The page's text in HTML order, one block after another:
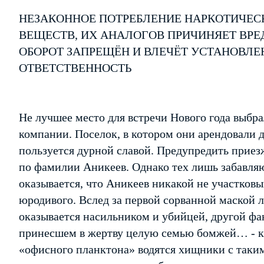
НЕЗАКОННОЕ ПОТРЕБЛЕНИЕ
ВЕЩЕСТВ, ИХ АНАЛОГОВ ПРИЧИНЯЕТ
ОБОРОТ ЗАПРЕЩЁН И ВЛЕЧЁТ
ОТВЕТСТВЕННОСТЬ
Не лучшее место для встречи Нового года
компании. Поселок, в котором они арендовали
пользуется дурной славой. Предупредить
по фамилии Аникеев. Однако тех лишь
оказывается, что Аникеев никакой не
юродивого. Вслед за первой сорванной маской
оказывается насильником и убийцей, другой
принесшем в жертву целую семью бомжей… -
«офисного планктона» водятся хищники с